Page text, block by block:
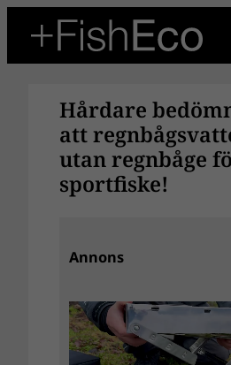
innehåll
Hårdare
att
utan regnbåge
sportfiske!
Annons